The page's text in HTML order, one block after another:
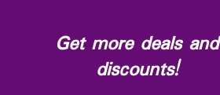
Get more deals and
discounts!